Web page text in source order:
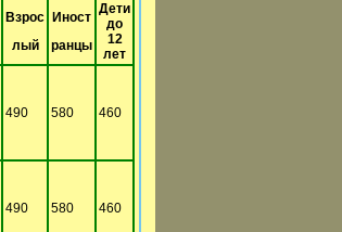
Взрос
лый
Иност
ранцы
Дети
до
12
лет
490 580 460
490 580 460